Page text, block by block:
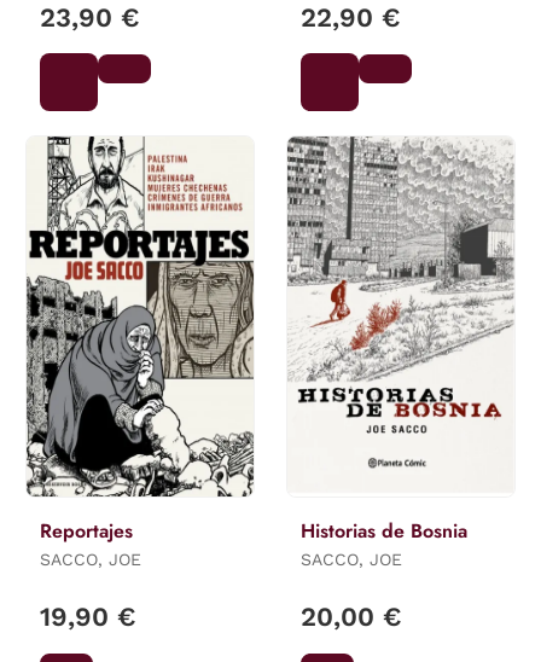
23,90 € 22,90 €
Reportajes
SACCO, JOE
19,90 €
Historias de Bosnia
SACCO, JOE
20,00 €